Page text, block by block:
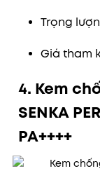
Trọng
Giá tham
4. Kem
SENKA
PA++++